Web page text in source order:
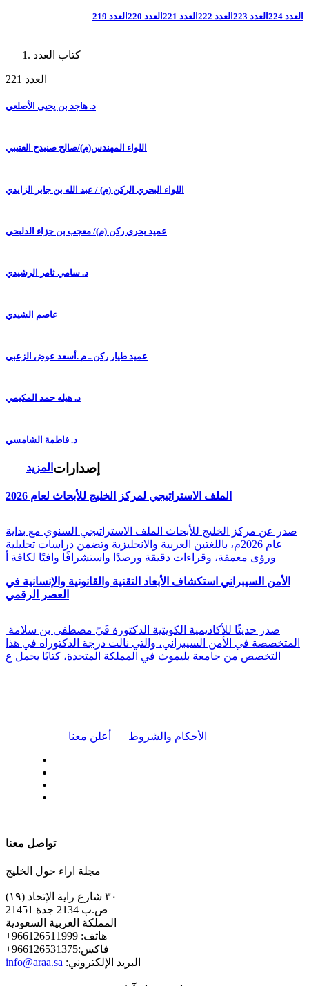
العدد 224 العدد 223 العدد 222 العدد 221 العدد 220 العدد 219
كتاب العدد
العدد 221
د. هاجد بن يحيى الأصلعي
اللواء المهندس(م)/صالح صنيدح العتيبي
اللواء البحري الركن (م) / عبد الله بن جابر الزايدي
عميد بحري ركن (م)/ معجب بن جزاء الدلبحي
د. سامي ثامر الرشيدي
عاصم الشيدي
عميد طيار ركن ـ م .أسعد عوض الزعبي
د. هيله حمد المكيمي
د. فاطمة الشامسي
المزيد إصدارات
الملف الاستراتيجي لمركز الخليج للأبحاث لعام 2026
صدر عن مركز الخليج للأبحاث الملف الاستراتيجي السنوي مع بداية
عام 2026م، باللغتين العربية والانجليزية وتضمن دراسات تحليلية
ورؤى معمقة، وقراءات دقيقة ورصدًا واستشرافًا وافيًا لكافة أ
الأمن السيبراني استكشاف الأبعاد التقنية والقانونية والإنسانية في
العصر الرقمي
المتخصصة في الأمن السيبراني، والتي نالت درجة الدكتوراه في هذا
التخصص من جامعة بليموث في المملكة المتحدة، كتابًا يحمل ع
أعلن معنا الأحكام والشروط
تواصل معنا
مجلة اراء حول الخليج
٣٠ شارع راية الإتحاد (١٩)
ص.ب 2134 جدة 21451
المملكة العربية السعودية
+هاتف: 966126511999
+فاكس:966126531375
info@araa.sa :البريد الإلكتروني